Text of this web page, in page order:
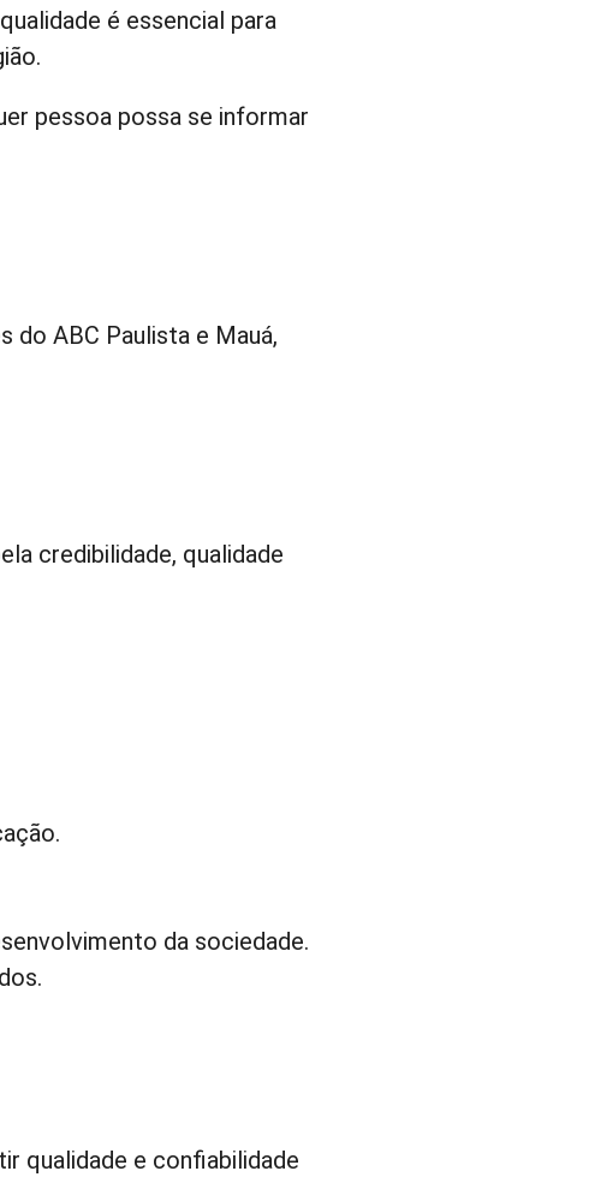
é essencial para
pessoa possa se informar
do ABC Paulista e Mauá,
credibilidade, qualidade
da sociedade.
qualidade e confiabilidade